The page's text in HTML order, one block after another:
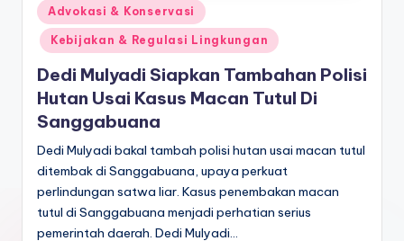
Posted
in
Advokasi & Konservasi
Kebijakan & Regulasi Lingkungan
Dedi Mulyadi Siapkan Tambahan Polisi
Hutan Usai Kasus Macan Tutul Di
Sanggabuana
Dedi Mulyadi bakal tambah polisi hutan usai macan tutul
ditembak di Sanggabuana, upaya perkuat
perlindungan satwa liar. Kasus penembakan macan
tutul di Sanggabuana menjadi perhatian serius
pemerintah daerah. Dedi Mulyadi…